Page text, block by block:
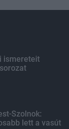
ismereteit
Szolnok:
lett a vasút